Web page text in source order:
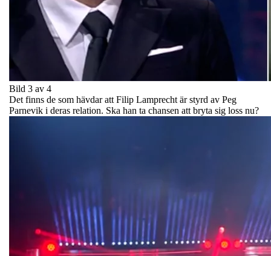
Bild 3 av 4
Det finns de som hävdar att Filip Lamprecht är styrd av Peg
Parnevik i deras relation. Ska han ta chansen att bryta sig loss nu?